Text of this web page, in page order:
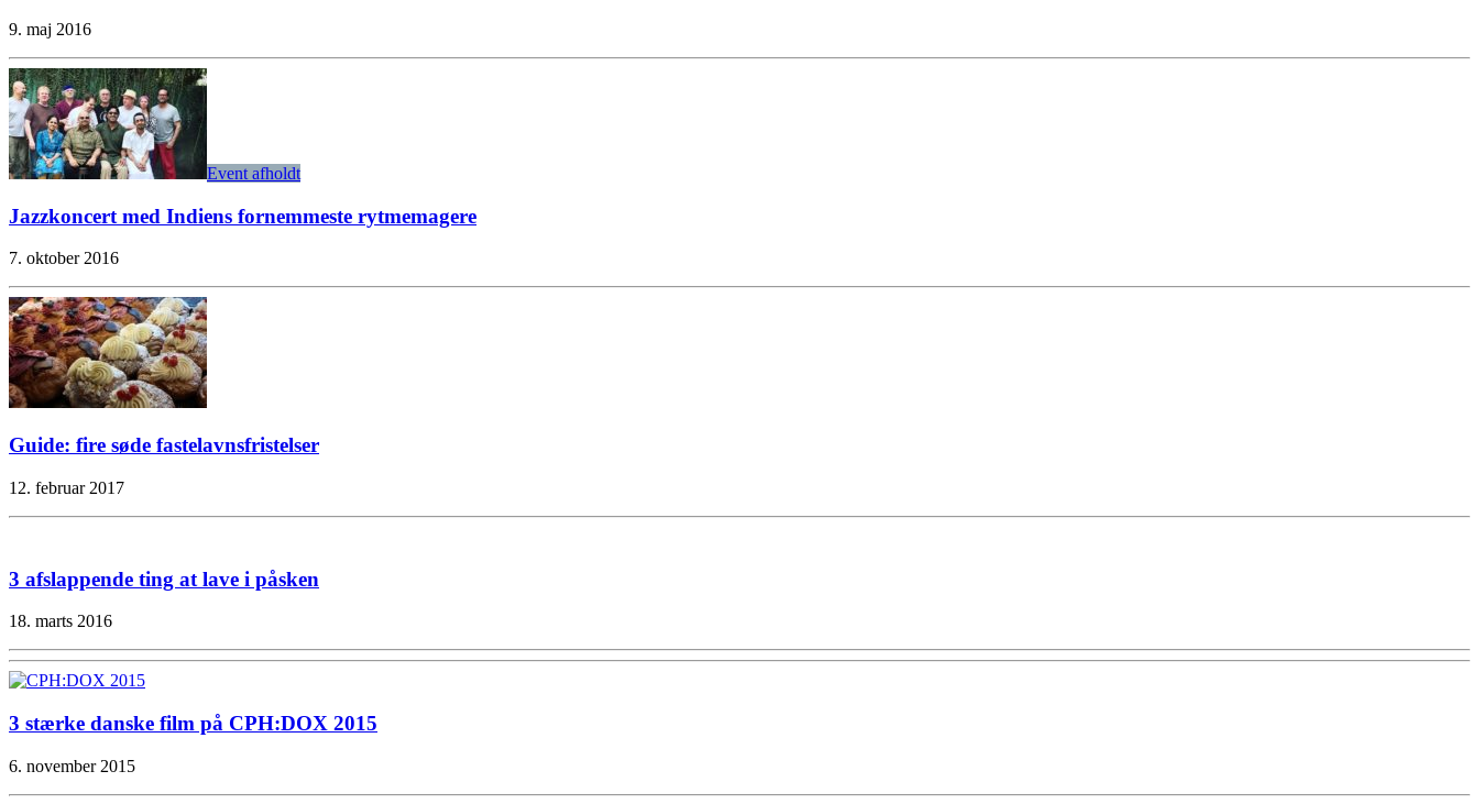
9. maj 2016
Event afholdt
Jazzkoncert med Indiens fornemmeste rytmemagere
7. oktober 2016
Guide: fire søde fastelavnsfristelser
12. februar 2017
3 afslappende ting at lave i påsken
18. marts 2016
3 stærke danske film på CPH:DOX 2015
6. november 2015